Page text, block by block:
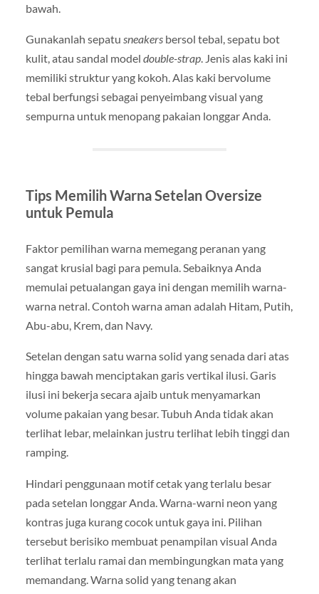
bawah.
Gunakanlah sepatu sneakersbersol tebal, sepatu bot
kulit, atau sandal model double-strap. Jenis alas kaki ini
memiliki struktur yang kokoh. Alas kaki bervolume
tebal berfungsi sebagai penyeimbang visual yang
sempurna untuk menopang pakaian longgar Anda.
Tips Memilih Warna Setelan Oversize
untuk Pemula
Faktor pemilihan warna memegang peranan yang
sangat krusial bagi para pemula. Sebaiknya Anda
memulai petualangan gaya ini dengan memilih warna-
warna netral. Contoh warna aman adalah Hitam, Putih,
Abu-abu, Krem, dan Navy.
Setelan dengan satu warna solid yang senada dari atas
hingga bawah menciptakan garis vertikal ilusi. Garis
ilusi ini bekerja secara ajaib untuk menyamarkan
volume pakaian yang besar. Tubuh Anda tidak akan
terlihat lebar, melainkan justru terlihat lebih tinggi dan
ramping.
Hindari penggunaan motif cetak yang terlalu besar
pada setelan longgar Anda. Warna-warni neon yang
kontras juga kurang cocok untuk gaya ini. Pilihan
tersebut berisiko membuat penampilan visual Anda
terlihat terlalu ramai dan membingungkan mata yang
memandang. Warna solid yang tenang akan